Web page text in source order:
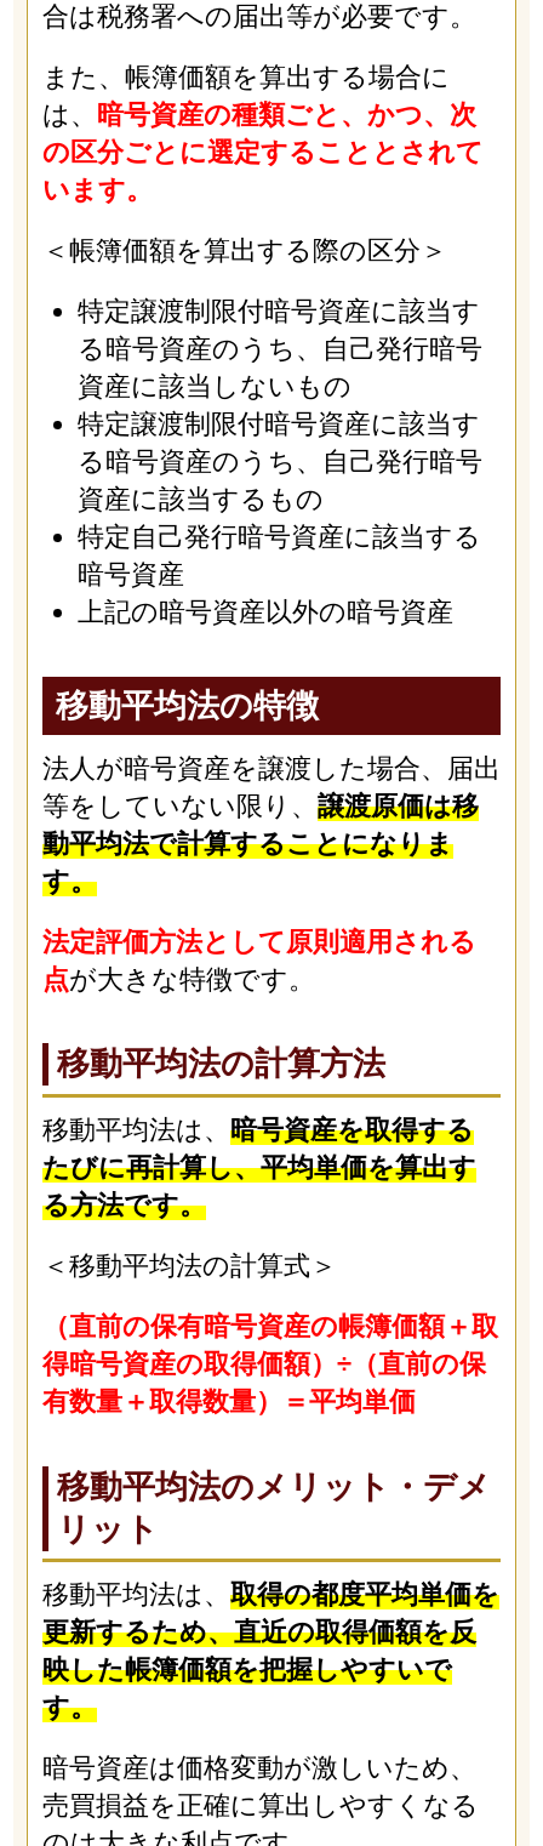
合は税務署への届出等が必要です。
また、帳簿価額を算出する場合に
は、 暗号資産の種類ごと、かつ、次
の区分ごとに選定することとされて
います。
＜帳簿価額を算出する際の区分＞
特定譲渡制限付暗号資産に該当す
る暗号資産のうち、自己発行暗号
資産に該当しないもの
特定譲渡制限付暗号資産に該当す
る暗号資産のうち、自己発行暗号
資産に該当するもの
特定自己発行暗号資産に該当する
暗号資産
上記の暗号資産以外の暗号資産
移動平均法の特徴
法人が暗号資産を譲渡した場合、届出
等をしていない限り、 譲渡原価は移
動平均法で計算することになりま
す。
法定評価方法として原則適用される
点が大きな特徴です。
移動平均法の計算方法
移動平均法は、 暗号資産を取得する
たびに再計算し、平均単価を算出す
る方法です。
＜移動平均法の計算式＞
（直前の保有暗号資産の帳簿価額＋取
得暗号資産の取得価額）÷（直前の保
有数量＋取得数量）＝平均単価
移動平均法のメリット・デメ
リット
移動平均法は、 取得の都度平均単価を
更新するため、直近の取得価額を反
映した帳簿価額を把握しやすいで
す。
暗号資産は価格変動が激しいため、
売買損益を正確に算出しやすくなる